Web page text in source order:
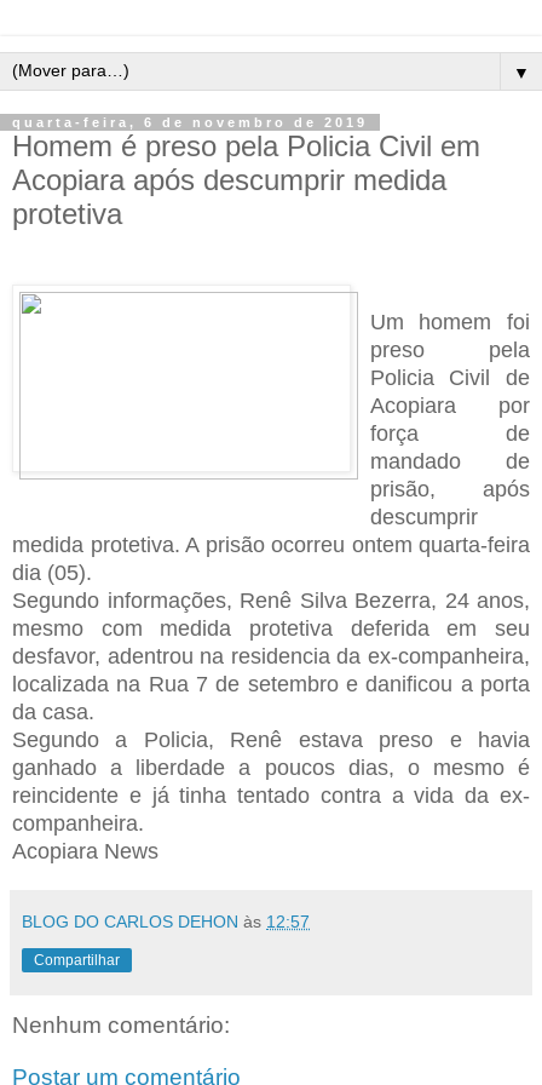
▼
quarta-feira, 6 de novembro de 2019
Homem é preso pela Policia Civil em
Acopiara após descumprir medida
protetiva
Um homem foi
preso pela
Policia Civil de
Acopiara por
força de
mandado de
prisão, após
descumprir
medida protetiva. A prisão ocorreu ontem quarta-feira
dia (05).
Segundo informações, Renê Silva Bezerra, 24 anos,
mesmo com medida protetiva deferida em seu
desfavor, adentrou na residencia da ex-companheira,
localizada na Rua 7 de setembro e danificou a porta
da casa.
Segundo a Policia, Renê estava preso e havia
ganhado a liberdade a poucos dias, o mesmo é
reincidente e já tinha tentado contra a vida da ex-
companheira.
Acopiara News
BLOG DO CARLOS DEHON às 12:57
Compartilhar
Nenhum comentário:
Postar um comentário